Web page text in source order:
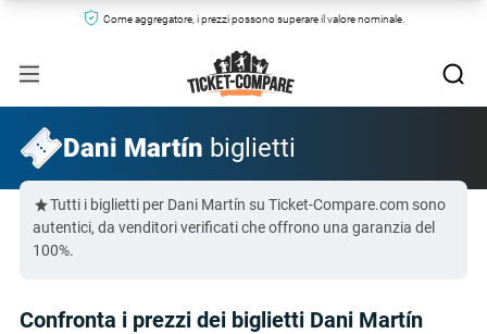
Come aggregatore, i prezzi possono superare il valore nominale.
Dani Martín biglietti
Tutti i biglietti per Dani Martín su Ticket-Compare.com sono
autentici, da venditori verificati che offrono una garanzia del
100%.
Confronta i prezzi dei biglietti Dani Martín